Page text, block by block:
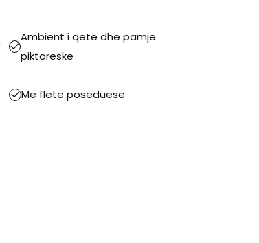
Ambient i qetë dhe pamje
piktoreske
Me fletë poseduese